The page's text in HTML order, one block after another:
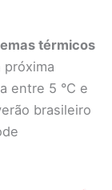
térmicos
entre 5 °C e
brasileiro